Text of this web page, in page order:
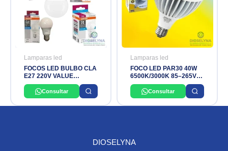
Lamparas led
FOCOS LED BULBO CLA
E27 220V VALUE
CLASSIC LEDVANCE
OSRAMConsultar
Lamparas led
FOCO LED PAR30 40W
6500K/3000K 85–265V
E27 OPALUX
Consultar
DIOSELYNA